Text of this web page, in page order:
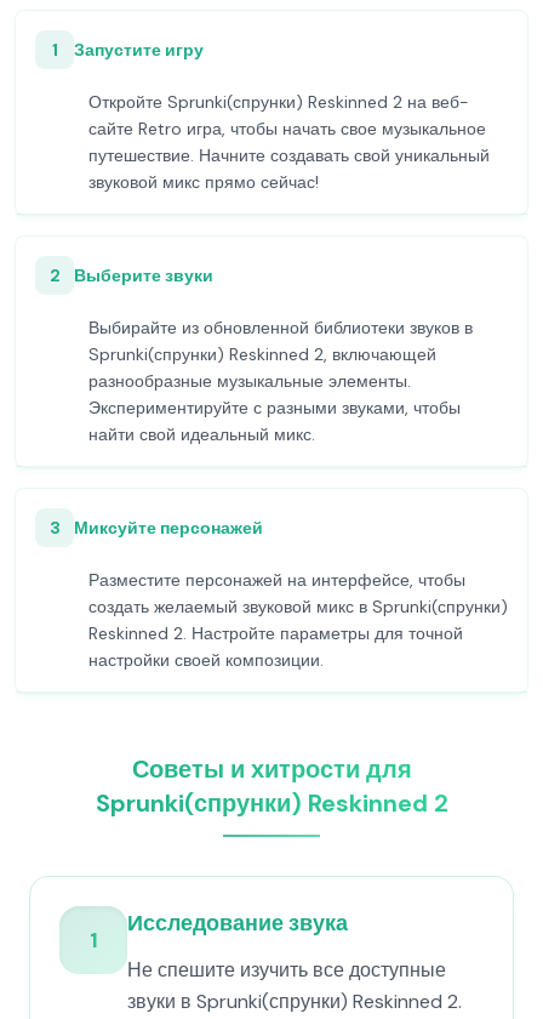
1 Запустите игру
Откройте Sprunki(спрунки) Reskinned 2 на веб-
сайте Retro игра, чтобы начать свое музыкальное
путешествие. Начните создавать свой уникальный
звуковой микс прямо сейчас!
2 Выберите звуки
Выбирайте из обновленной библиотеки звуков в
Sprunki(спрунки) Reskinned 2, включающей
разнообразные музыкальные элементы.
Экспериментируйте с разными звуками, чтобы
найти свой идеальный микс.
3 Миксуйте персонажей
Разместите персонажей на интерфейсе, чтобы
создать желаемый звуковой микс в Sprunki(спрунки)
Reskinned 2. Настройте параметры для точной
настройки своей композиции.
Советы и хитрости для
Sprunki(спрунки) Reskinned 2
1
Исследование звука
Не спешите изучить все доступные
звуки в Sprunki(спрунки) Reskinned 2.